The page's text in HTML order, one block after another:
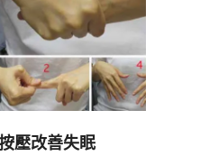
壓改善失眠